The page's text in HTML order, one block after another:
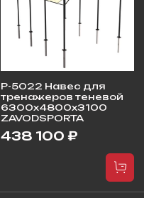
P-5022 Навес для
тренажеров теневой
6300х4800х3100
ZAVODSPORTA
438 100 ₽